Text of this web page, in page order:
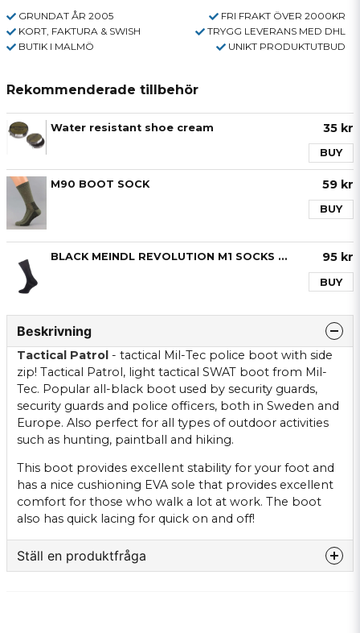
GRUNDAT ÅR 2005
FRI FRAKT ÖVER 2000KR
KORT, FAKTURA & SWISH
TRYGG LEVERANS MED DHL
BUTIK I MALMÖ
UNIKT PRODUKTUTBUD
Rekommenderade tillbehör
Water resistant shoe cream 35 kr
BUY
M90 BOOT SOCK 59 kr
BUY
BLACK MEINDL REVOLUTION M1 SOCKS NEW 95 kr
BUY
Beskrivning
Tactical Patrol - tactical Mil-Tec police boot with side
zip! Tactical Patrol, light tactical SWAT boot from Mil-
Tec. Popular all-black boot used by security guards,
security guards and police officers, both in Sweden and
Europe. Also perfect for all types of outdoor activities
such as hunting, paintball and hiking.
This boot provides excellent stability for your foot and
has a nice cushioning EVA sole that provides excellent
comfort for those who walk a lot at work. The boot
also has quick lacing for quick on and off!
Ställ en produktfråga